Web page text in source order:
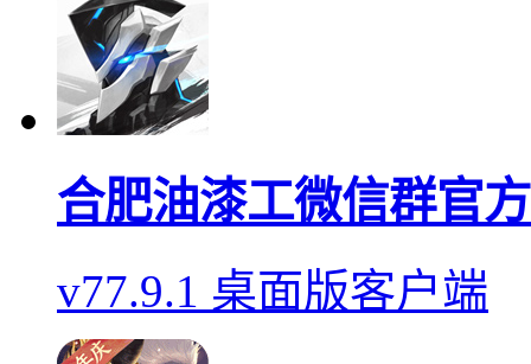
合肥油漆工微信群官
v77.9.1 桌面版客户端